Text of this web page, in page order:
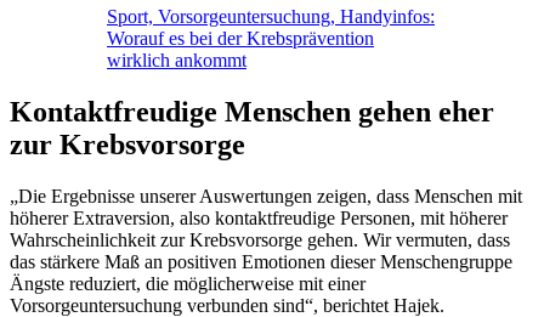
Sport, Vorsorgeuntersuchung, Handyinfos:
Worauf es bei der Krebsprävention
wirklich ankommt
Kontaktfreudige Menschen gehen eher
zur Krebsvorsorge
„Die Ergebnisse unserer Auswertungen zeigen, dass Menschen mit
höherer Extraversion, also kontaktfreudige Personen, mit höherer
Wahrscheinlichkeit zur Krebsvorsorge gehen. Wir vermuten, dass
das stärkere Maß an positiven Emotionen dieser Menschengruppe
Ängste reduziert, die möglicherweise mit einer
Vorsorgeuntersuchung verbunden sind“, berichtet Hajek.